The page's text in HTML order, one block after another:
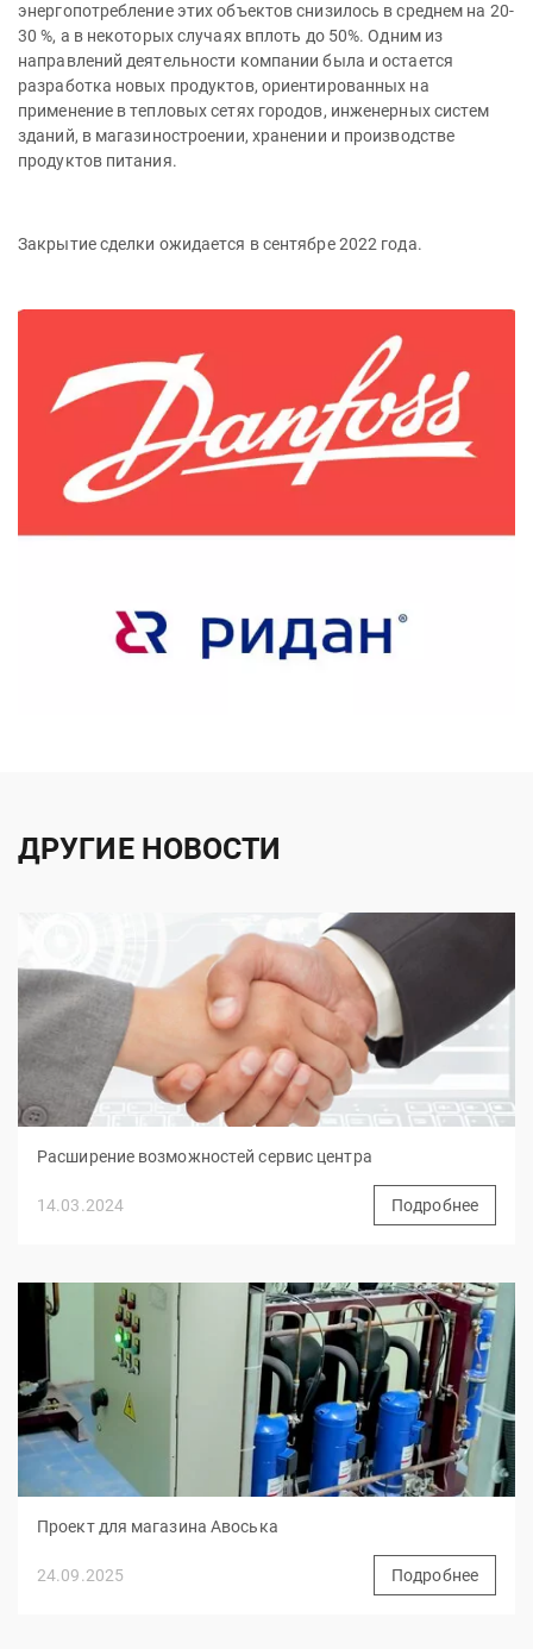
энергопотребление этих объектов снизилось в среднем на 20-
30 %, а в некоторых случаях вплоть до 50%. Одним из
направлений деятельности компании была и остается
разработка новых продуктов, ориентированных на
применение в тепловых сетях городов, инженерных систем
зданий, в магазиностроении, хранении и производстве
продуктов питания.
Закрытие сделки ожидается в сентябре 2022 года.
ДРУГИЕ НОВОСТИ
Расширение возможностей сервис центра
14.03.2024 Подробнее
Проект для магазина Авоська
24.09.2025 Подробнее